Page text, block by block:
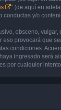
” (de aquí en
y/o
obsceno,
provocará que
condiciones.
ingresado será
por cualquier